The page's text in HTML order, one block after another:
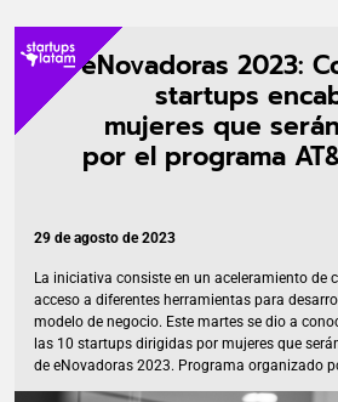
eNovadoras 2023:
startups
mujeres que
por el programa
29 de agosto de 2023
La iniciativa consiste en un aceleramiento de
acceso a diferentes herramientas para
modelo de negocio. Este martes se dio a
las 10 startups dirigidas por mujeres que
de eNovadoras 2023. Programa organizado
Endeavor México, el cual consta de cuatro